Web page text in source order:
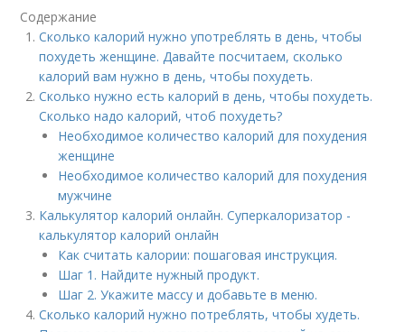
Содержание
Сколько калорий нужно употреблять в день, чтобы
похудеть женщине. Давайте посчитаем, сколько
калорий вам нужно в день, чтобы похудеть.
Сколько нужно есть калорий в день, чтобы похудеть.
Сколько надо калорий, чтоб похудеть?
Необходимое количество калорий для похудения
женщине
Необходимое количество калорий для похудения
мужчине
Калькулятор калорий онлайн. Суперкалоризатор -
калькулятор калорий онлайн
Как считать калории: пошаговая инструкция.
Шаг 1. Найдите нужный продукт.
Шаг 2. Укажите массу и добавьте в меню.
Сколько калорий нужно потреблять, чтобы худеть.